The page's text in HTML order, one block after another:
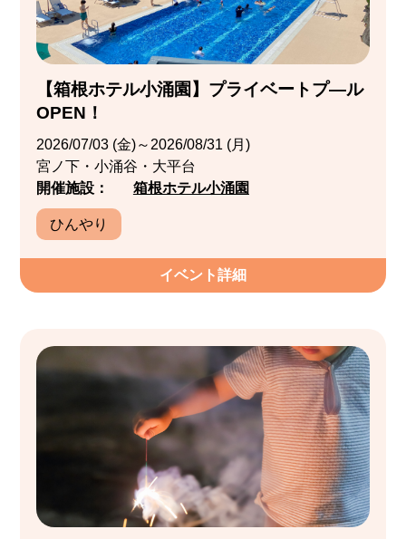
【箱根ホテル小涌園】プライベートプ―ル
OPEN！
2026/07/03 (金)～2026/08/31 (月)
宮ノ下・小涌谷・大平台
開催施設：
箱根ホテル小涌園
ひんやり
イベント詳細